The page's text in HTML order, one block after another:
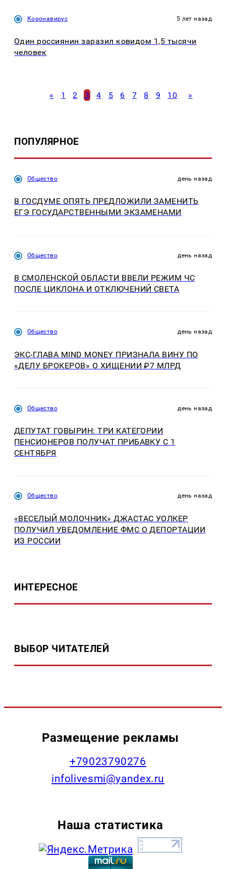
Коронавирус 5 лет назад
Один россиянин заразил ковидом 1,5 тысячи
человек
« 1 2 3 4 5 6 7 8 9 10 »
ПОПУЛЯРНОЕ
Общество день назад
В ГОСДУМЕ ОПЯТЬ ПРЕДЛОЖИЛИ ЗАМЕНИТЬ
ЕГЭ ГОСУДАРСТВЕННЫМИ ЭКЗАМЕНАМИ
Общество день назад
В СМОЛЕНСКОЙ ОБЛАСТИ ВВЕЛИ РЕЖИМ ЧС
ПОСЛЕ ЦИКЛОНА И ОТКЛЮЧЕНИЙ СВЕТА
Общество день назад
ЭКС-ГЛАВА MIND MONEY ПРИЗНАЛА ВИНУ ПО
«ДЕЛУ БРОКЕРОВ» О ХИЩЕНИИ ₽7 МЛРД
Общество день назад
ДЕПУТАТ ГОВЫРИН: ТРИ КАТЕГОРИИ
ПЕНСИОНЕРОВ ПОЛУЧАТ ПРИБАВКУ С 1
СЕНТЯБРЯ
Общество день назад
«ВЕСЕЛЫЙ МОЛОЧНИК» ДЖАСТАС УОЛКЕР
ПОЛУЧИЛ УВЕДОМЛЕНИЕ ФМС О ДЕПОРТАЦИИ
ИЗ РОССИИ
ИНТЕРЕСНОЕ
ВЫБОР ЧИТАТЕЛЕЙ
Размещение рекламы
+79023790276
infolivesmi@yandex.ru
Наша статистика